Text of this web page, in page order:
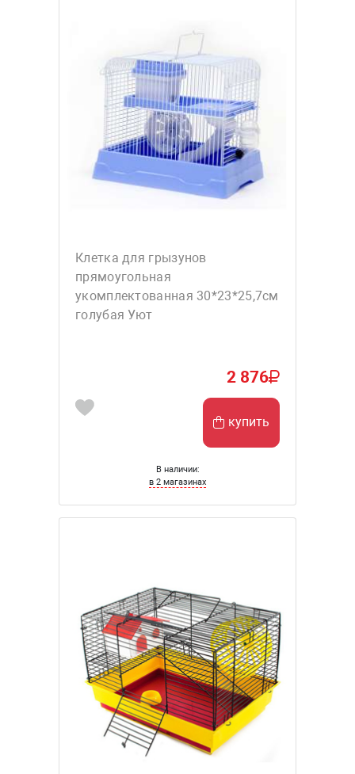
Клетка для грызунов
прямоугольная
укомплектованная 30*23*25,7см
голубая Уют
2 876
купить
В наличии:
в 2 магазинах